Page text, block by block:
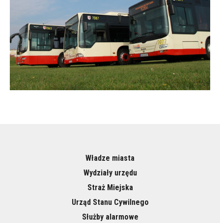
Władze miasta
Wydziały urzędu
Straż Miejska
Urząd Stanu Cywilnego
Służby alarmowe